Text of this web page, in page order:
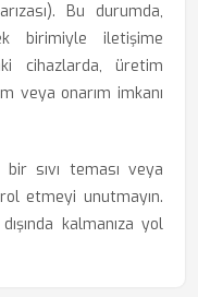
Bu durumda,
birimiyle iletişime
cihazlarda, üretim
veya onarım imkanı
bir sıvı teması veya
etmeyi unutmayın.
kalmanıza yol